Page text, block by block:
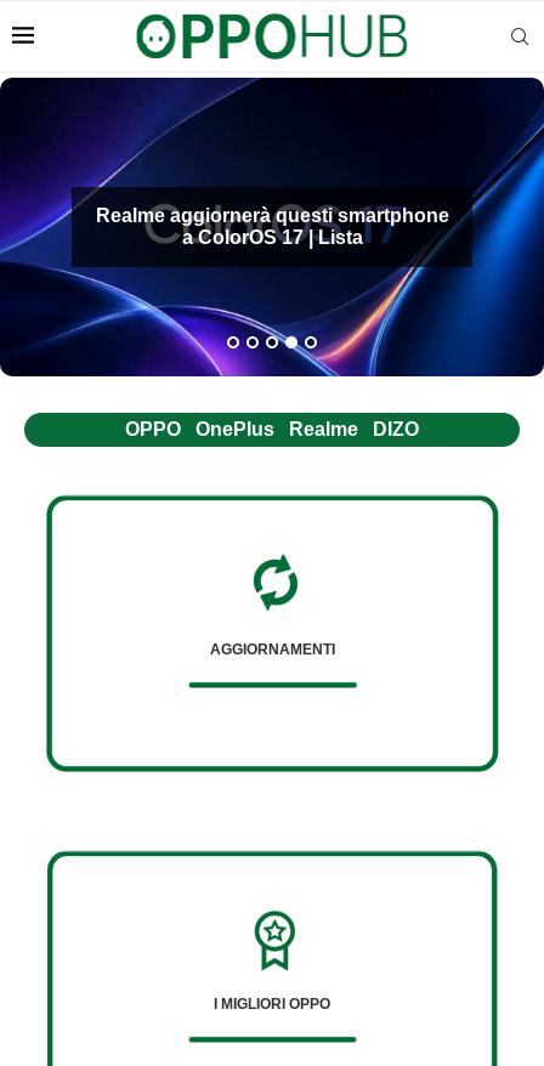
Realme aggiornerà questi smartphone
a ColorOS 17 | Lista
OPPO OnePlus Realme DIZO
AGGIORNAMENTI
I MIGLIORI OPPO